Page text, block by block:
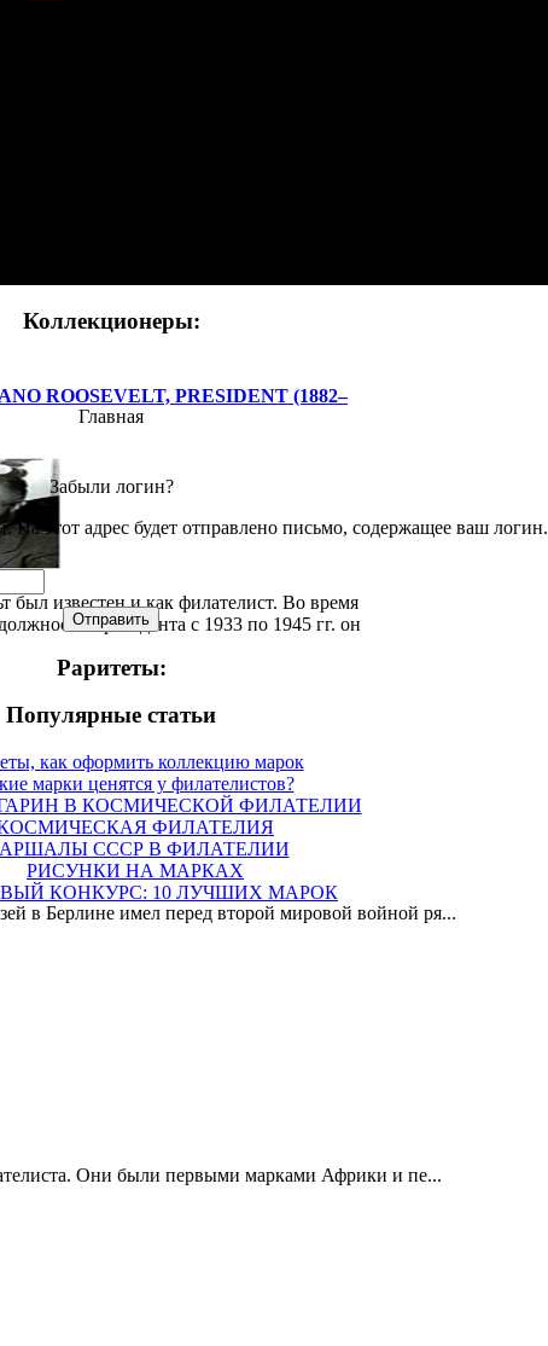
Коллекционеры:
ROOSEVELT, PRESIDENT (1882–
был известен и как филателист. Во время
президента с 1933 по 1945 гг. он
Популярные cтатьи
как оформить коллекцию марок
марки ценятся у филателистов?
В КОСМИЧЕСКОЙ ФИЛАТЕЛИИ
ФИЛАТЕЛИЯ
СССР В ФИЛАТЕЛИИ
РИСУНКИ НА МАРКАХ
КОНКУРС: 10 ЛУЧШИХ МАРОК
Главная
Забыли логин?
этот адрес будет отправлено письмо, содержащее ваш логин.
Отправить
Раритеты:
в Берлине имел перед второй мировой войной ря...
Они были первыми марками Африки и пе...